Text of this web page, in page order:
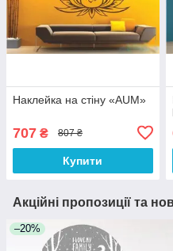
Наклейка на стіну «AUM»
707 ₴ 807 ₴
Купити
Акційні пропозиції та
–20%